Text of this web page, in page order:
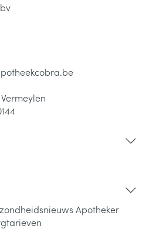
Apotheker